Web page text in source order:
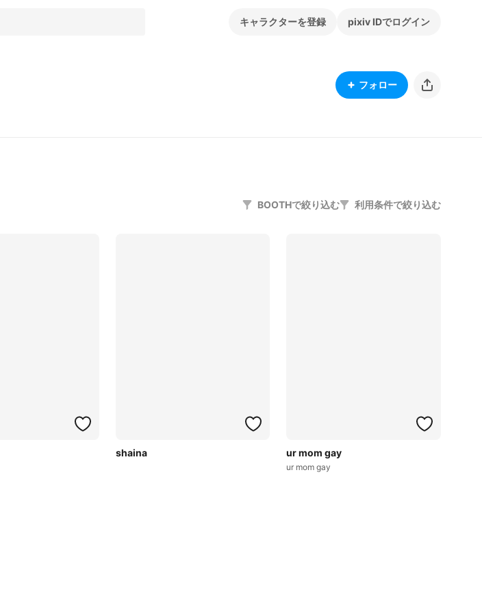
キャラクターを登録 pixiv IDでログイン
フォロー
BOOTHで絞り込む 利用条件で絞り込む
shaina ur mom gay
ur mom gay